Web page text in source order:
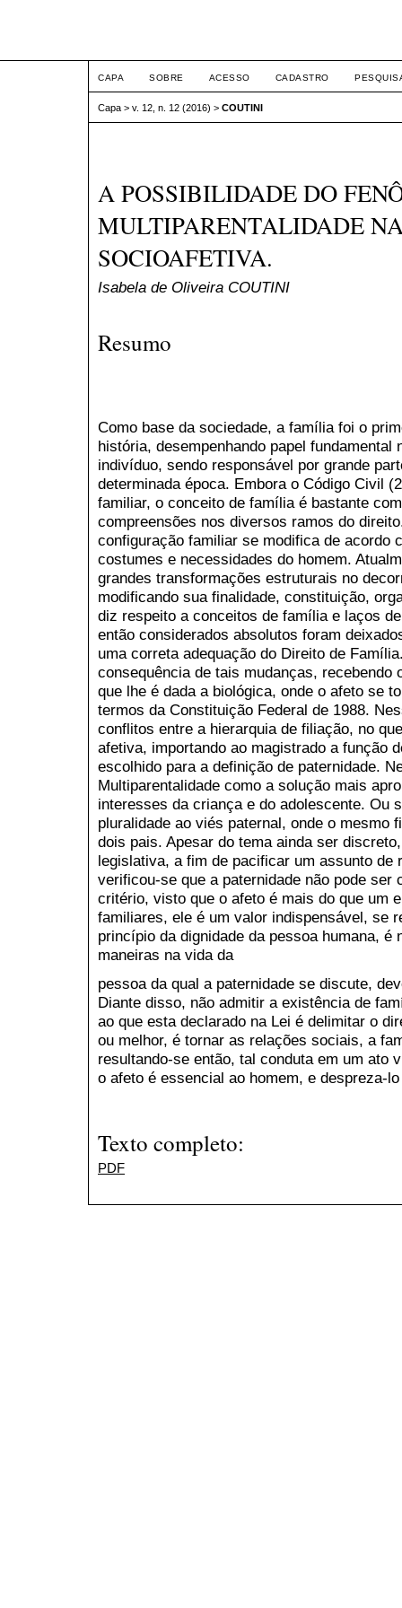
CAPA SOBRE ACESSO CADASTRO
Capa > v. 12, n. 12 (2016) > COUTINI
A POSSIBILIDADE DO
MULTIPARENTALIDADE
SOCIOAFETIVA.
Isabela de Oliveira COUTINI
Resumo
Como base da sociedade, a família foi o
história, desempenhando papel fundamental
indivíduo, sendo responsável por grande
determinada época. Embora o Código Civil
familiar, o conceito de família é bastante
compreensões nos diversos ramos do
configuração familiar se modifica de acordo
costumes e necessidades do homem.
grandes transformações estruturais no
modificando sua finalidade, constituição,
diz respeito a conceitos de família e laços
então considerados absolutos foram
uma correta adequação do Direito de
consequência de tais mudanças, recebendo
que lhe é dada a biológica, onde o afeto se
termos da Constituição Federal de 1988.
conflitos entre a hierarquia de filiação, no
afetiva, importando ao magistrado a função
escolhido para a definição de paternidade.
Multiparentalidade como a solução mais
interesses da criança e do adolescente. Ou
pluralidade ao viés paternal, onde o mesmo
dois pais. Apesar do tema ainda ser
legislativa, a fim de pacificar um assunto de
verificou-se que a paternidade não pode ser
critério, visto que o afeto é mais do que um
familiares, ele é um valor indispensável, se
princípio da dignidade da pessoa humana, é
maneiras na vida da
pessoa da qual a paternidade se discute,
Diante disso, não admitir a existência de
ao que esta declarado na Lei é delimitar o
ou melhor, é tornar as relações sociais, a
resultando-se então, tal conduta em um ato
o afeto é essencial ao homem, e despreza-
Texto completo:
PDF